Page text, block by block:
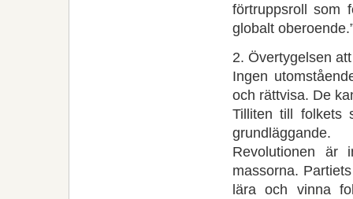
förtruppsroll som
globalt
2. Övertygelsen
Ingen
och rättvisa. De
Tilliten till folkets
grundläggande.
Revolutionen
massorna.
lära och vinna